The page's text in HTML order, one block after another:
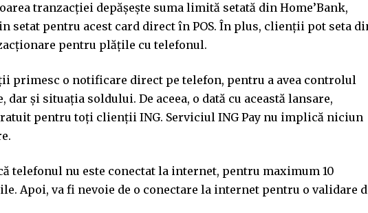
tranzacției depășește suma limită setată din Home’Bank,
setat pentru acest card direct în POS. În plus, clienții pot seta
pentru plățile cu telefonul.
primesc o notificare direct pe telefon, pentru a avea controlul
și situația soldului. De aceea, o dată cu această lansare,
pentru toți clienții ING. Serviciul ING Pay nu implică niciun
telefonul nu este conectat la internet, pentru maximum 10
Apoi, va fi nevoie de o conectare la internet pentru o validare